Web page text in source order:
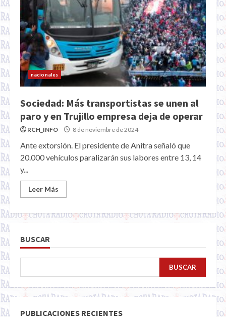
nacionales
Sociedad: Más transportistas se unen al
paro y en Trujillo empresa deja de operar
RCH_INFO 8 de noviembre de 2024
Ante extorsión. El presidente de Anitra señaló que
20.000 vehículos paralizarán sus labores entre 13, 14
y...
Leer Más
BUSCAR
BUSCAR
PUBLICACIONES RECIENTES